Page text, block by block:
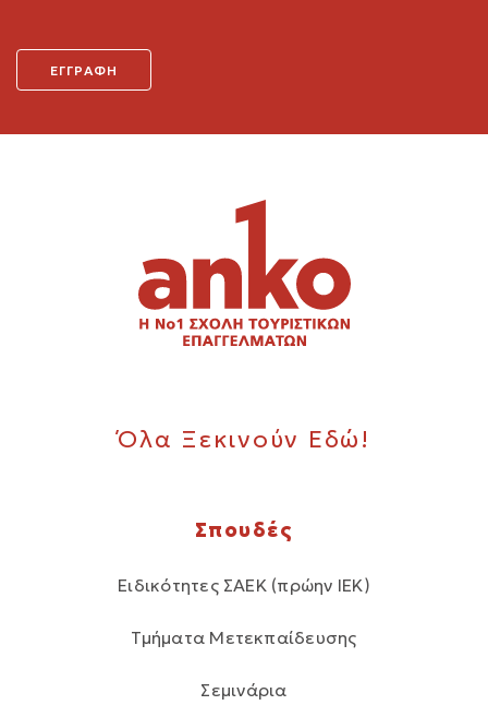
Όλα Ξεκινούν Εδώ!
Σπουδές
Ειδικότητες ΣΑΕΚ (πρώην ΙΕΚ)
Τμήματα Μετεκπαίδευσης
Σεμινάρια